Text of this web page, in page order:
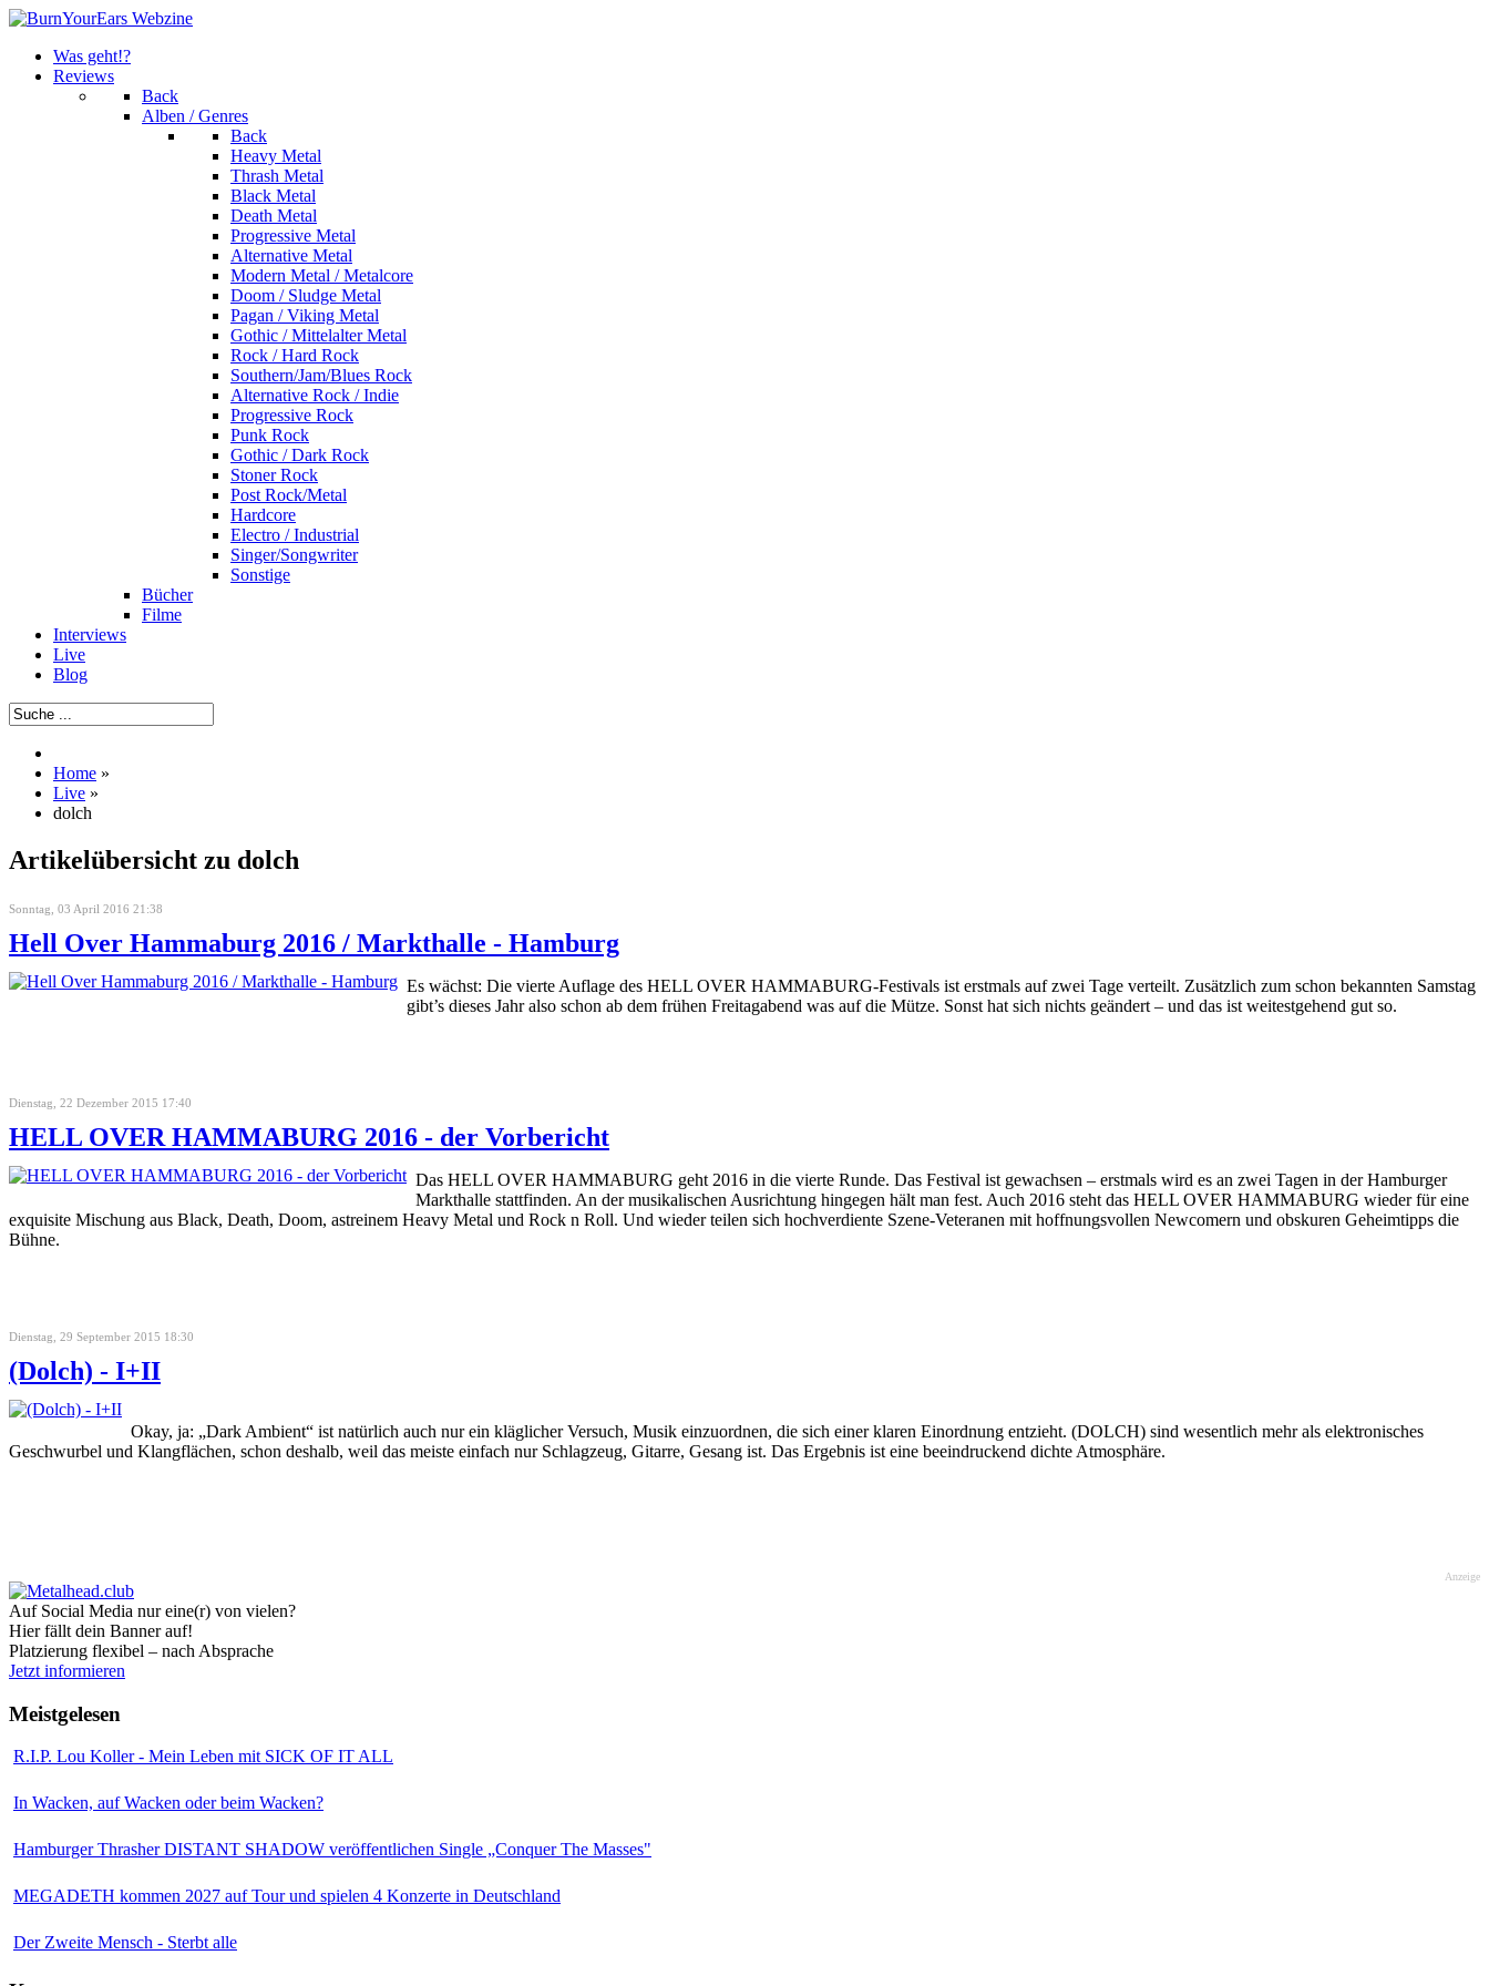
Was geht!?
Reviews
Back
Alben / Genres
Back
Heavy Metal
Thrash Metal
Black Metal
Death Metal
Progressive Metal
Alternative Metal
Modern Metal / Metalcore
Doom / Sludge Metal
Pagan / Viking Metal
Gothic / Mittelalter Metal
Rock / Hard Rock
Southern/Jam/Blues Rock
Alternative Rock / Indie
Progressive Rock
Punk Rock
Gothic / Dark Rock
Stoner Rock
Post Rock/Metal
Hardcore
Electro / Industrial
Singer/Songwriter
Sonstige
Bücher
Filme
Interviews
Live
Blog
Home »
Live »
dolch
Artikelübersicht zu dolch
Sonntag, 03 April 2016 21:38
Hell Over Hammaburg 2016 / Markthalle - Hamburg
Es wächst: Die vierte Auflage des HELL OVER HAMMABURG-Festivals ist erstmals auf zwei Tage verteilt. Zusätzlich zum schon bekannten Samstag
gibt’s dieses Jahr also schon ab dem frühen Freitagabend was auf die Mütze. Sonst hat sich nichts geändert – und das ist weitestgehend gut so.
Dienstag, 22 Dezember 2015 17:40
HELL OVER HAMMABURG 2016 - der Vorbericht
Das HELL OVER HAMMABURG geht 2016 in die vierte Runde. Das Festival ist gewachsen – erstmals wird es an zwei Tagen in der Hamburger
Markthalle stattfinden. An der musikalischen Ausrichtung hingegen hält man fest. Auch 2016 steht das HELL OVER HAMMABURG wieder für eine
exquisite Mischung aus Black, Death, Doom, astreinem Heavy Metal und Rock n Roll. Und wieder teilen sich hochverdiente Szene-Veteranen mit hoffnungsvollen Newcomern und obskuren Geheimtipps die
Bühne.
Dienstag, 29 September 2015 18:30
(Dolch) - I+II
Okay, ja: „Dark Ambient“ ist natürlich auch nur ein kläglicher Versuch, Musik einzuordnen, die sich einer klaren Einordnung entzieht. (DOLCH) sind wesentlich mehr als elektronisches
Geschwurbel und Klangflächen, schon deshalb, weil das meiste einfach nur Schlagzeug, Gitarre, Gesang ist. Das Ergebnis ist eine beeindruckend dichte Atmosphäre.
Anzeige
Auf Social Media nur eine(r) von vielen?
Hier fällt dein Banner auf!
Platzierung flexibel – nach Absprache
Jetzt informieren
Meistgelesen
R.I.P. Lou Koller - Mein Leben mit SICK OF IT ALL
In Wacken, auf Wacken oder beim Wacken?
Hamburger Thrasher DISTANT SHADOW veröffentlichen Single „Conquer The Masses"
MEGADETH kommen 2027 auf Tour und spielen 4 Konzerte in Deutschland
Der Zweite Mensch - Sterbt alle